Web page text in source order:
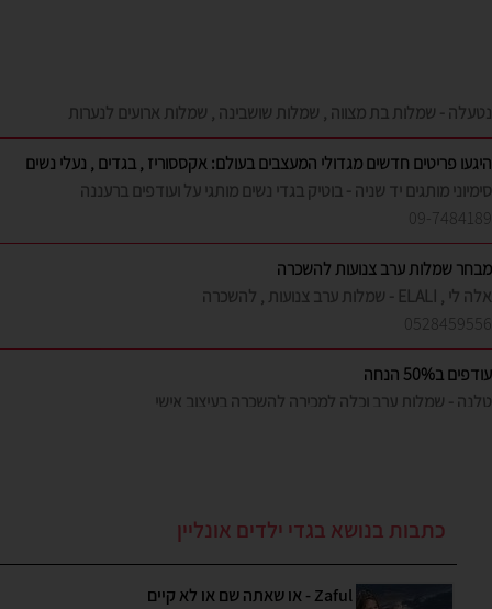
היגעו פריטים חדשים מגדולי המעצבים בעולם: אקססוריז , בגדים , נעלי נשים
סימיוני מותגים יד שניה - בוטיק בגדי נשים מותגי על ועודפים ברעננה
09-7484189
מבחר שמלות ערב צנועות להשכרה
אלה לי , ELALI - שמלות ערב צנועות , להשכרה
0528459556
עודפים ב50% הנחה
טלנה - שמלות ערב וכלה למכירה להשכרה בעיצוב אישי
שילחו בקשה בצור קשר
כתבות בנושא בגדי ילדים אונליין
Zaful - או שאתה שם או לא קיים